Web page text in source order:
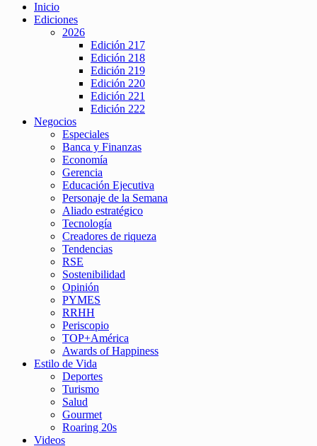
Inicio
Ediciones
2026
Edición 217
Edición 218
Edición 219
Edición 220
Edición 221
Edición 222
Negocios
Especiales
Banca y Finanzas
Economía
Gerencia
Educación Ejecutiva
Personaje de la Semana
Aliado estratégico
Tecnología
Creadores de riqueza
Tendencias
RSE
Sostenibilidad
Opinión
PYMES
RRHH
Periscopio
TOP+América
Awards of Happiness
Estilo de Vida
Deportes
Turismo
Salud
Gourmet
Roaring 20s
Videos